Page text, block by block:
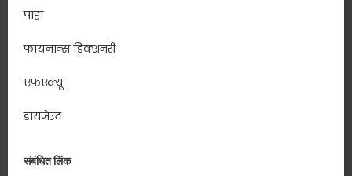
पाहा
फायनान्स डिक्शनरी
एफएक्यू
डायजेस्ट
संबंधित लिंक